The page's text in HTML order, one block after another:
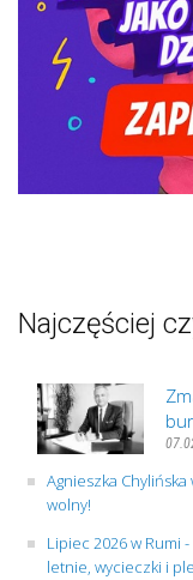
Najczęściej
Agnieszka
wolny!
Lipiec 2026 w Rumi
letnie, wycieczki i